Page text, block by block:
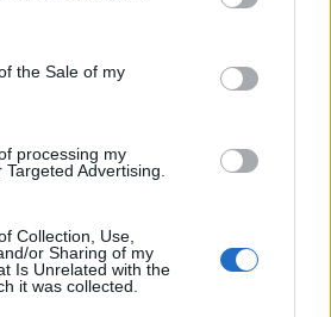
the Sale of my
processing my
Advertising.
Collection, Use,
or Sharing of my
Is Unrelated with the
it was collected.
da nuovi servizi e prodotti»,